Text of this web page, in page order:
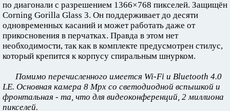
по диагонали с разрешением 1366×768 пикселей. Защищён
Corning Gorilla Glass 3. Он поддерживает до десяти
одновременных касаний и может работать даже от
прикосновения в перчатках. Правда в этом нет
необходимости, так как в комплекте предусмотрен стилус,
который крепится к корпусу спиральным шнурком.
Помимо перечисленного имеется Wi-Fi и Bluetooth 4.0
LE. Основная камера 8 Mpx со светодиодной вспышкой и
фронтальная - та, что для видеоконференций, 2 миллиона
пикселей.